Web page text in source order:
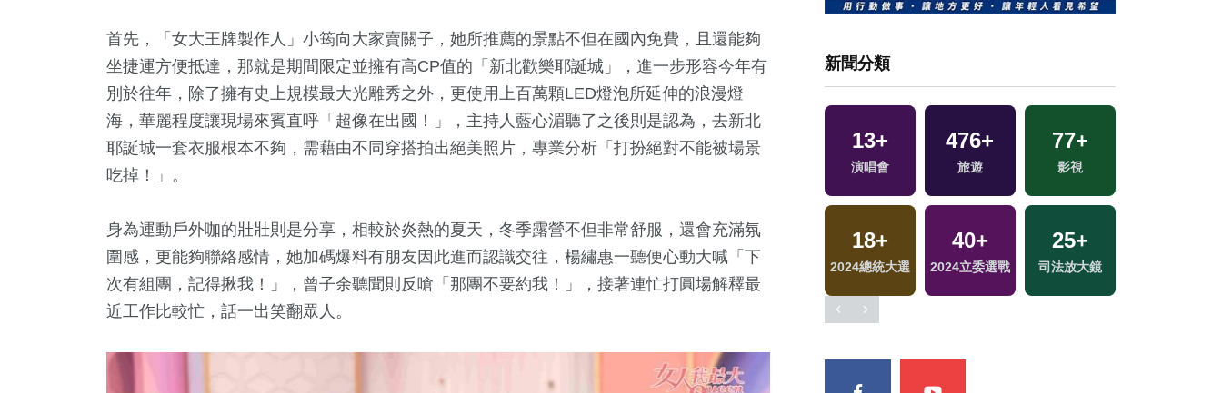
首先，「女大王牌製作人」小筠向大家賣關子，她所推薦的景點不但在國內免費，且還能夠
坐捷運方便抵達，那就是期間限定並擁有高CP值的「新北歡樂耶誕城」，進一步形容今年有
別於往年，除了擁有史上規模最大光雕秀之外，更使用上百萬顆LED燈泡所延伸的浪漫燈
海，華麗程度讓現場來賓直呼「超像在出國！」，主持人藍心湄聽了之後則是認為，去新北
耶誕城一套衣服根本不夠，需藉由不同穿搭拍出絕美照片，專業分析「打扮絕對不能被場景
吃掉！」。
身為運動戶外咖的壯壯則是分享，相較於炎熱的夏天，冬季露營不但非常舒服，還會充滿氛
圍感，更能夠聯絡感情，她加碼爆料有朋友因此進而認識交往，楊繡惠一聽便心動大喊「下
次有組團，記得揪我！」，曾子余聽聞則反嗆「那團不要約我！」，接著連忙打圓場解釋最
近工作比較忙，話一出笑翻眾人。
新聞分類
783+
文教
1277+ 195+ 802 +
305+
藝文
1+
2023金鐘獎
21 +
評論
13+ 476+ 77
18+
2024總統大選
40+
2024立委選戰 司法放大鏡
663+
健康及醫療
1595+
社會
11+
綜藝
16+
海峽論壇專區
45 +
兩岸道教文化交
流專區
599+
財經及消費